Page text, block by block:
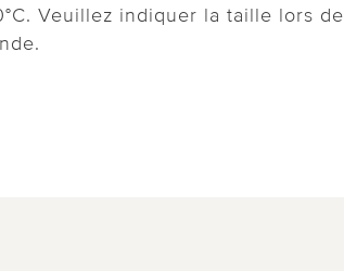
Veuillez indiquer la taille lors de